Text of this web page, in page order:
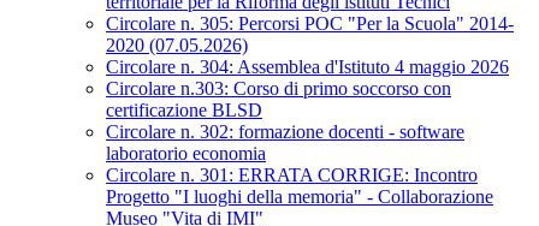
Circolare n. 305: Percorsi POC "Per la Scuola" 2014-
2020 (07.05.2026)
Circolare n. 304: Assemblea d'Istituto 4 maggio 2026
Circolare n.303: Corso di primo soccorso con
certificazione BLSD
Circolare n. 302: formazione docenti - software
laboratorio economia
Circolare n. 301: ERRATA CORRIGE: Incontro
Progetto "I luoghi della memoria" - Collaborazione
Museo "Vita di IMI"